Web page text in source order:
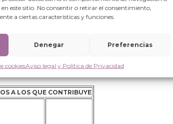
este sitio. No consentir o retirar el consentimiento,
a ciertas características y funciones.
Denegar Preferencias
cookiesAviso legal y Política de Privacidad
además de actividades formativas
niñas adivasis, donde se realizan
reforzado de hormigón y encofrado
necesita yeserías en doble capa con
ventilación e impermeabilización
A LOS QUE CONTRIBUYE